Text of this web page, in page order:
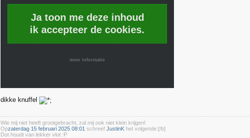
Ja toon me deze inhoud
ik accepteer de cookies.
meer informatie
dikke knuffel
Wie mij niet heeft grootgebracht, zal mij ook niet klein krijgen!
Opzaterdag 15 februari 2025 08:01 schreef JustinK het volgende:[/b]
Dot houdt van lekker vlot :P